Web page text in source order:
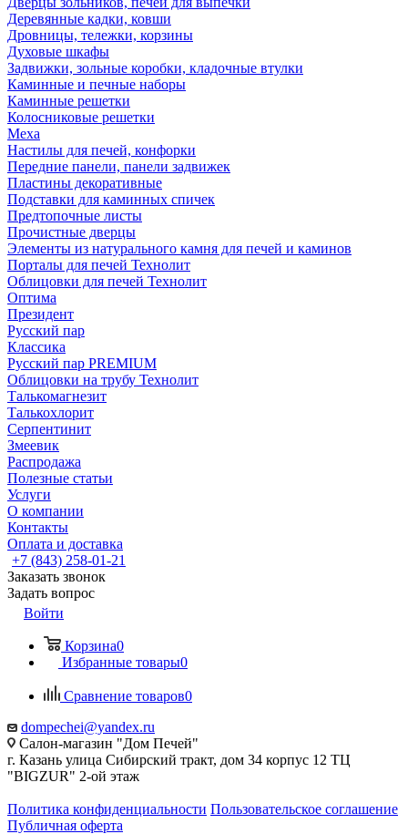
Деревянные кадки, ковши
Дровницы, тележки, корзины
Духовые шкафы
Задвижки, зольные коробки, кладочные втулки
Каминные и печные наборы
Каминные решетки
Колосниковые решетки
Меха
Настилы для печей, конфорки
Передние панели, панели задвижек
Пластины декоративные
Подставки для каминных спичек
Предтопочные листы
Прочистные дверцы
Элементы из натурального камня для печей и каминов
Порталы для печей Технолит
Облицовки для печей Технолит
Оптима
Президент
Русский пар
Классика
Русский пар PREMIUM
Облицовки на трубу Технолит
Талькомагнезит
Талькохлорит
Серпентинит
Змеевик
Распродажа
Полезные статьи
Услуги
О компании
Контакты
Оплата и доставка
+7 (843) 258-01-21
Заказать звонок
Задать вопрос
Войти
Корзина0
Избранные товары0
Сравнение товаров0
dompechei@yandex.ru
Салон-магазин "Дом Печей"
г. Казань улица Сибирский тракт, дом 34 корпус 12 ТЦ
"BIGZUR" 2-ой этаж
Политика конфиденциальности Пользовательское соглашение
Публичная оферта